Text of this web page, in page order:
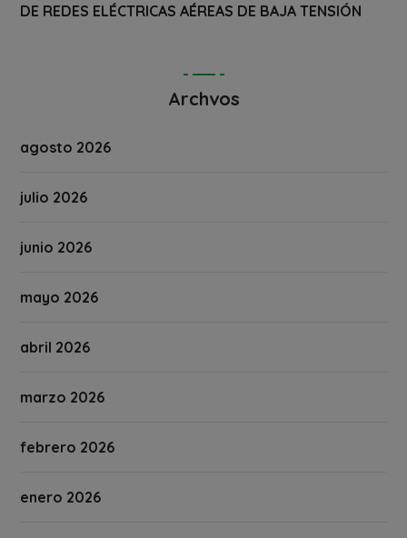
DE REDES ELÉCTRICAS AÉREAS DE BAJA TENSIÓN
Archvos
agosto 2026
julio 2026
junio 2026
mayo 2026
abril 2026
marzo 2026
febrero 2026
enero 2026